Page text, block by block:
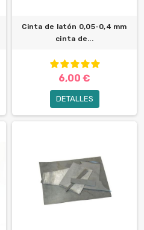
Cinta de latón 0,05-0,4 mm
cinta de...
6,00 €
DETALLES